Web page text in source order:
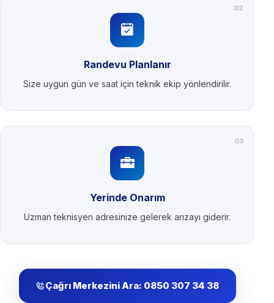
02
Randevu Planlanır
Size uygun gün ve saat için teknik ekip yönlendirilir.
03
Yerinde Onarım
Uzman teknisyen adresinize gelerek arızayı giderir.
Çağrı Merkezini Ara: 0850 307 34 38